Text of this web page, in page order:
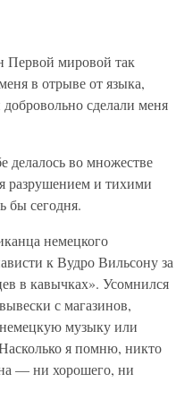
Первой мировой так
в отрыве от языка,
сделали меня
делалось во множестве
разрушением и тихими
бы сегодня.
немецкого
к Вудро Вильсону за
в кавычках». Усомнился
с магазинов,
музыку или
я помню, никто
— ни хорошего, ни